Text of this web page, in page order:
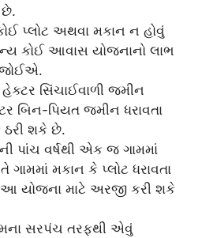
પ્લોટ અથવા મકાન ન હોવું
કોઈ આવાસ યોજનાનો લાભ
જોઈએ.
સિંચાઈવાળી જમીન
બિન-પિયત જમીન ધરાવતા
ઠરી શકે છે.
પાંચ વર્ષથી એક જ ગામમાં
મકાન કે પ્લોટ ધરાવતા
યોજના માટે અરજી કરી શકે
સરપંચ તરફથી એવું